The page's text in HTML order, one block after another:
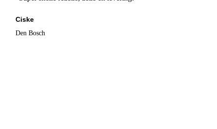
Ciske
Den Bosch